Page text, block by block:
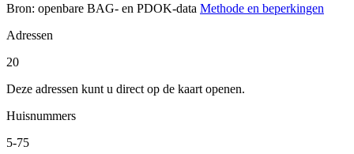
Bron: openbare BAG- en PDOK-data Methode en beperkingen
Adressen
20
Deze adressen kunt u direct op de kaart openen.
Huisnummers
5-75